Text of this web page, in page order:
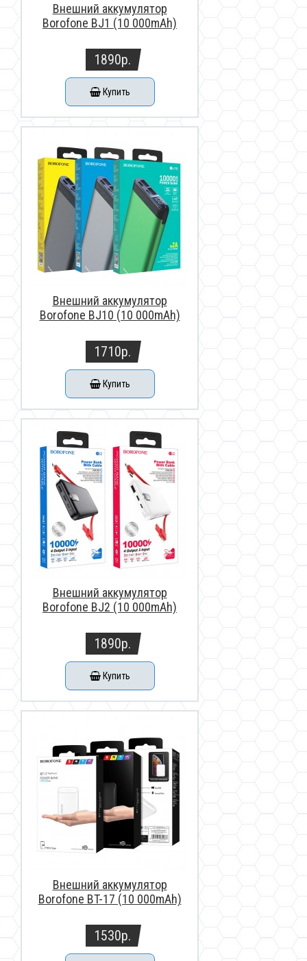
Внешний аккумулятор
Borofone BJ1 (10 000mAh)
1890р.
Купить
Внешний аккумулятор
Borofone BJ10 (10 000mAh)
1710р.
Купить
Внешний аккумулятор
Borofone BJ2 (10 000mAh)
1890р.
Купить
Внешний аккумулятор
Borofone BT-17 (10 000mAh)
1530р.